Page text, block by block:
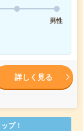
男性
詳しく見る
プ！